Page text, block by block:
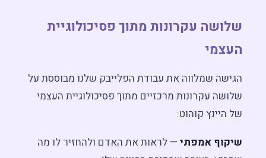
שלושה עקרונות מתוך פסיכולוגיית
העצמי
הגישה שמלווה את עבודת הפלייבק שלנו מבוססת על
שלושה עקרונות מרכזיים מתוך פסיכולוגיית העצמי
של היינץ קוהוט:
שיקוף אמפתי — לראות את האדם ולהחזיר לו מה